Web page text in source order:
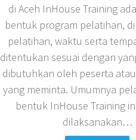
di Aceh InHouse Training
bentuk program pelatihan,
pelatihan, waktu serta
ditentukan sesuai dengan
dibutuhkan oleh peserta
yang meminta. Umumnya
bentuk InHouse Training
dilaksanakan…